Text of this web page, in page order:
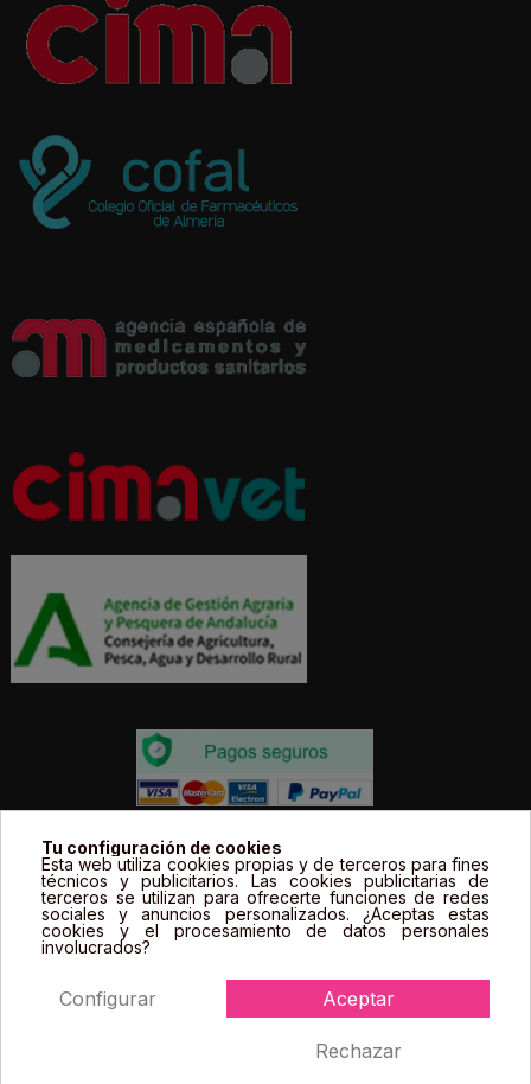
Todos los precios estás expresados en Euros e
incluyen el IVA. | Todas las marcas, logotipos y fotos de
productos son propiedad legal de sus propietarios y
sólo se muestran a título informativo.
Tu configuración de cookies
Esta web utiliza cookies propias y de terceros para fines
técnicos y publicitarios. Las cookies publicitarias de
terceros se utilizan para ofrecerte funciones de redes
sociales y anuncios personalizados. ¿Aceptas estas
cookies y el procesamiento de datos personales
involucrados?
Aceptar
Rechazar
Configurar